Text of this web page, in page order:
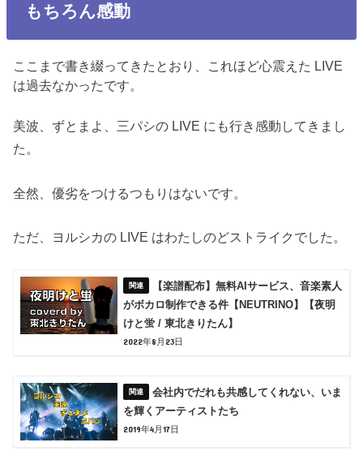
もちろん感動
ここまで書き綴ってきたとおり、これほど心震えた LIVE
は過去なかったです。
美波、ずとまよ、三パシの LIVE にも行き感動してきまし
た。
全然、優劣をつけるつもりはないです。
ただ、ヨルシカの LIVE はわたしのどストライクでした。
【楽譜配布】無料AIサービス、音楽素人
がボカロ制作できる件【NEUTRINO】【夜明
けと蛍 / 東北きりたん】
2022年8月23日
会社内でだれも共感してくれない、いま
を輝くアーティストたち
2019年4月17日